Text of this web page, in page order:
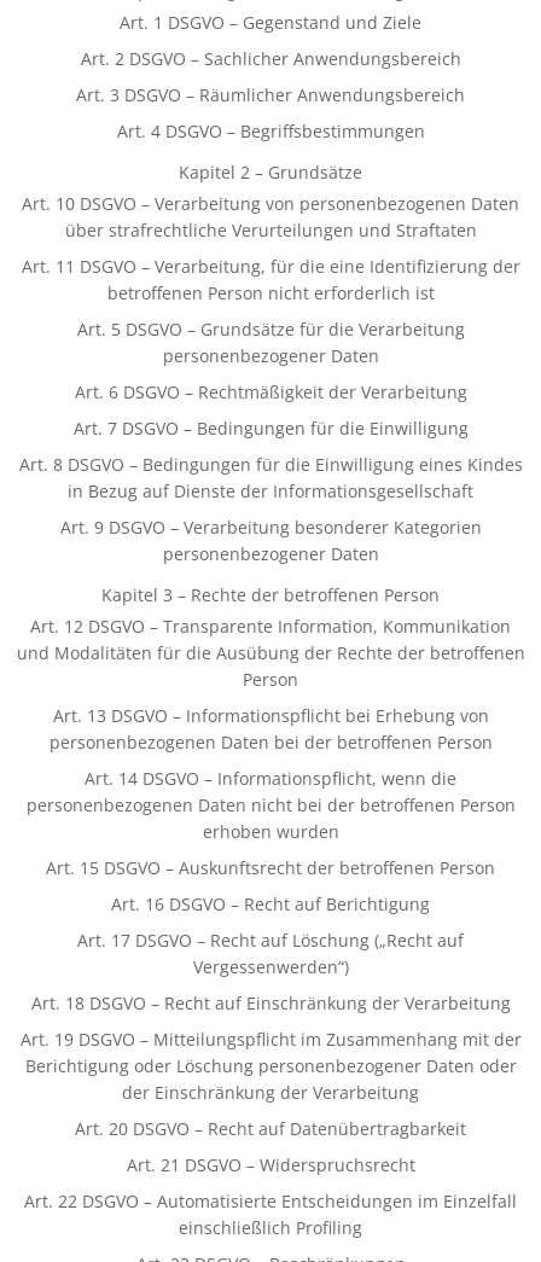
Art. 1 DSGVO – Gegenstand und Ziele
Art. 2 DSGVO – Sachlicher Anwendungsbereich
Art. 3 DSGVO – Räumlicher Anwendungsbereich
Art. 4 DSGVO – Begriffsbestimmungen
Kapitel 2 – Grundsätze
Art. 10 DSGVO – Verarbeitung von personenbezogenen Daten
über strafrechtliche Verurteilungen und Straftaten
Art. 11 DSGVO – Verarbeitung, für die eine Identifizierung der
betroffenen Person nicht erforderlich ist
Art. 5 DSGVO – Grundsätze für die Verarbeitung
personenbezogener Daten
Art. 6 DSGVO – Rechtmäßigkeit der Verarbeitung
Art. 7 DSGVO – Bedingungen für die Einwilligung
Art. 8 DSGVO – Bedingungen für die Einwilligung eines Kindes
in Bezug auf Dienste der Informationsgesellschaft
Art. 9 DSGVO – Verarbeitung besonderer Kategorien
personenbezogener Daten
Kapitel 3 – Rechte der betroffenen Person
Art. 12 DSGVO – Transparente Information, Kommunikation
und Modalitäten für die Ausübung der Rechte der betroffenen
Person
Art. 13 DSGVO – Informationspflicht bei Erhebung von
personenbezogenen Daten bei der betroffenen Person
Art. 14 DSGVO – Informationspflicht, wenn die
personenbezogenen Daten nicht bei der betroffenen Person
erhoben wurden
Art. 15 DSGVO – Auskunftsrecht der betroffenen Person
Art. 16 DSGVO – Recht auf Berichtigung
Art. 17 DSGVO – Recht auf Löschung („Recht auf
Vergessenwerden“)
Art. 18 DSGVO – Recht auf Einschränkung der Verarbeitung
Art. 19 DSGVO – Mitteilungspflicht im Zusammenhang mit der
Berichtigung oder Löschung personenbezogener Daten oder
der Einschränkung der Verarbeitung
Art. 20 DSGVO – Recht auf Datenübertragbarkeit
Art. 21 DSGVO – Widerspruchsrecht
Art. 22 DSGVO – Automatisierte Entscheidungen im Einzelfall
einschließlich Profiling